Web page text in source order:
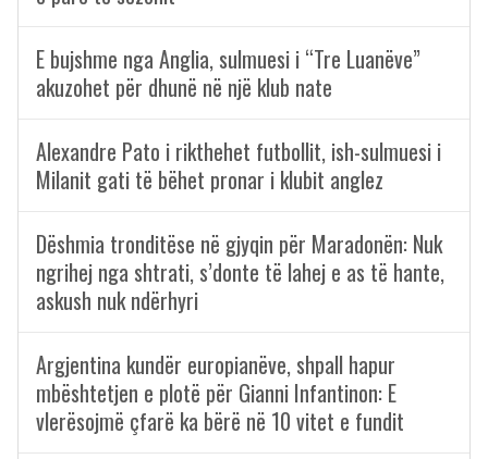
E bujshme nga Anglia, sulmuesi i “Tre Luanëve”
akuzohet për dhunë në një klub nate
Alexandre Pato i rikthehet futbollit, ish-sulmuesi i
Milanit gati të bëhet pronar i klubit anglez
Dëshmia tronditëse në gjyqin për Maradonën: Nuk
ngrihej nga shtrati, s’donte të lahej e as të hante,
askush nuk ndërhyri
Argjentina kundër europianëve, shpall hapur
mbështetjen e plotë për Gianni Infantinon: E
vlerësojmë çfarë ka bërë në 10 vitet e fundit